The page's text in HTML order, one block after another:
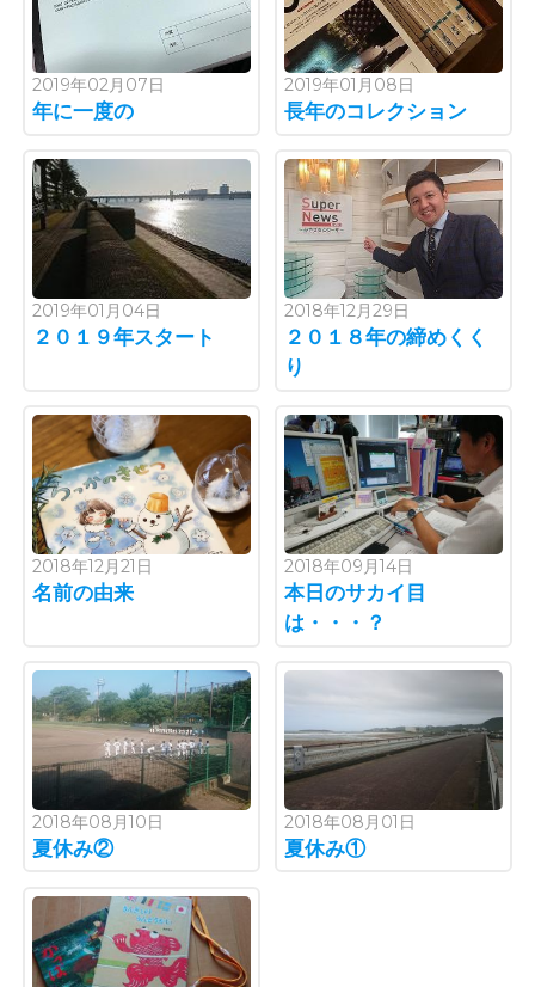
2019年02月07日
年に一度の
2019年01月08日
長年のコレクション
2019年01月04日
２０１９年スタート
2018年12月29日
２０１８年の締めくく
り
2018年12月21日
名前の由来
2018年09月14日
本日のサカイ目
は・・・？
2018年08月10日
夏休み②
2018年08月01日
夏休み①